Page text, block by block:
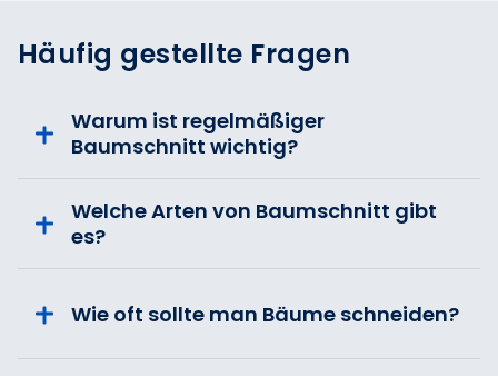
Häufig gestellte Fragen
Warum ist regelmäßiger
Baumschnitt wichtig?
Welche Arten von Baumschnitt gibt
es?
Wie oft sollte man Bäume schneiden?